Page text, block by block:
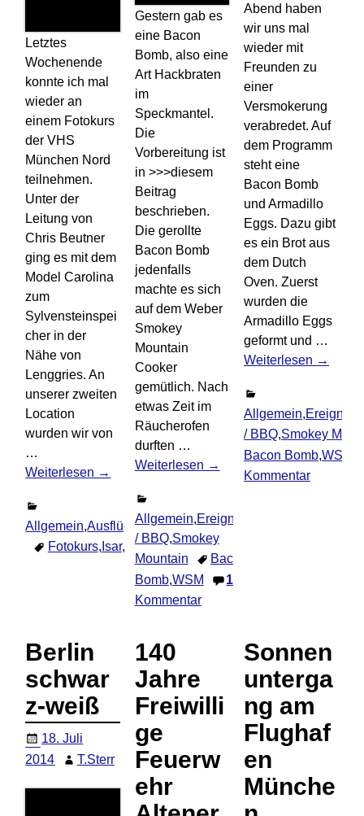
Letztes
Wochenende
konnte ich mal
wieder an
einem Fotokurs
der VHS
München Nord
teilnehmen.
Unter der
Leitung von
Chris Beutner
ging es mit dem
Model Carolina
zum
Sylvensteinspei
cher in der
Nähe von
Lenggries. An
unserer zweiten
Location
wurden wir von
…
Weiterlesen →
Allgemein,Ausflüge,Deutschland,Fotogruppen
Fotokurs, Isar, VHS Kommentar hinterlassen
Gestern gab es
eine Bacon
Bomb, also eine
Art Hackbraten
im
Speckmantel.
Die
Vorbereitung ist
in >>>diesem
Beitrag
beschrieben.
Die gerollte
Bacon Bomb
jedenfalls
machte es sich
auf dem Weber
Smokey
Mountain
Cooker
gemütlich. Nach
etwas Zeit im
Räucherofen
durften …
Weiterlesen →
Allgemein,Ereignisse
/ BBQ,Smokey
Mountain
Bacon
Bomb,WSM
1
Kommentar
Abend haben
wir uns mal
wieder mit
Freunden zu
einer
Versmokerung
verabredet. Auf
dem Programm
steht eine
Bacon Bomb
und Armadillo
Eggs. Dazu gibt
es ein Brot aus
dem Dutch
Oven. Zuerst
wurden die
Armadillo Eggs
geformt und …
Weiterlesen →
Allgemein,
/ BBQ,Smokey
Bacon Bomb,WSM
Kommentar
Berlin
schwar
z-weiß
18. Juli
2014
T.Sterr
140
Jahre
Freiwilli
ge
Feuerw
ehr
Sonnen
unterga
ng am
Flughaf
en
Münche